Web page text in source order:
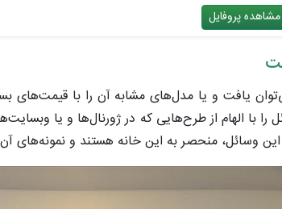
مشاهده پروفایل
یافت و یا مدل‌های مشابه‌ آن را با قیمت‌های
را با الهام از طرح‌هایی که در ژورنال‌ها و یا
وسائل، منحصر به این خانه هستند و نمونه‌های